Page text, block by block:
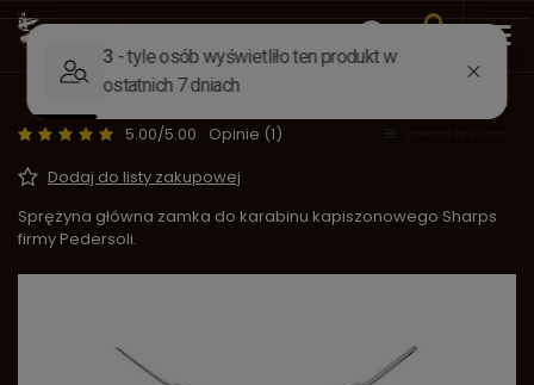
Strona główna Części do broni
Sprężyna główna Sharps - Pedersoli 10A
5.00/5.00
Opinie (1)
Dodaj do listy zakupowej
Sprężyna główna zamka do karabinu kapiszonowego Sharps
firmy Pedersoli.